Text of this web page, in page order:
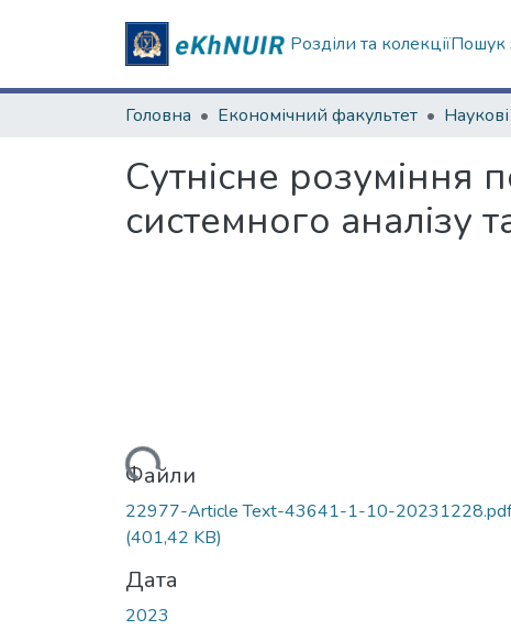
Розділи та колекціїПошук
Головна Економічний факультет
Сутнісне розуміння
системного аналізу
Вантажиться...
Файли
22977-Article Text-43641-1-10-20231228.pdf
(401,42 KB)
Дата
2023